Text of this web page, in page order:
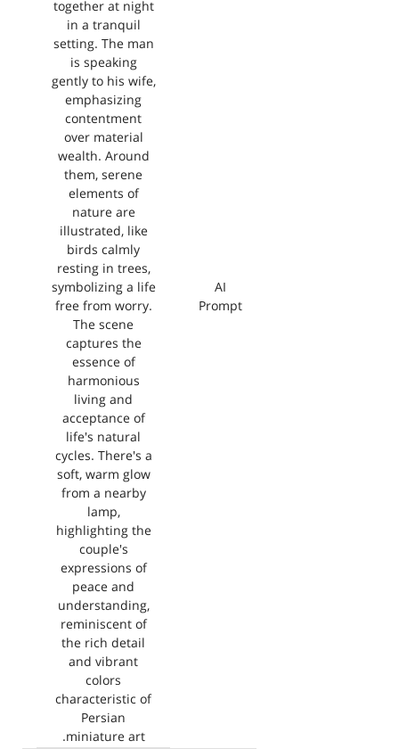
AI
Prompt
together at night
in a tranquil
setting. The man
is speaking
gently to his wife,
emphasizing
contentment
over material
wealth. Around
them, serene
elements of
nature are
illustrated, like
birds calmly
resting in trees,
symbolizing a life
free from worry.
The scene
captures the
essence of
harmonious
living and
acceptance of
life's natural
cycles. There's a
soft, warm glow
from a nearby
lamp,
highlighting the
couple's
expressions of
peace and
understanding,
reminiscent of
the rich detail
and vibrant
colors
characteristic of
Persian
miniature art.